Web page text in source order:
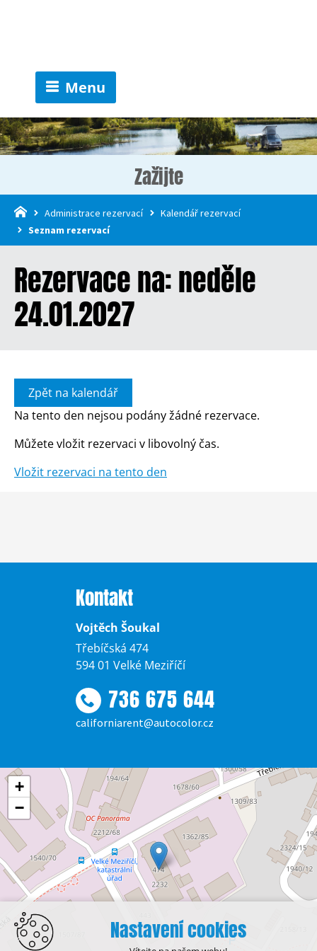
Menu
Zažijte
Administrace rezervací
Kalendář rezervací
Seznam rezervací
Rezervace na: neděle
24.01.2027
Zpět na kalendář
Na tento den nejsou podány žádné rezervace.
Můžete vložit rezervaci v libovolný čas.
Vložit rezervaci na tento den
Kontakt
Vojtěch Šoukal
Třebíčská 474
594 01 Velké Meziříčí
736 675 644
californiarent@autocolor.cz
+
−
Nastavení cookies